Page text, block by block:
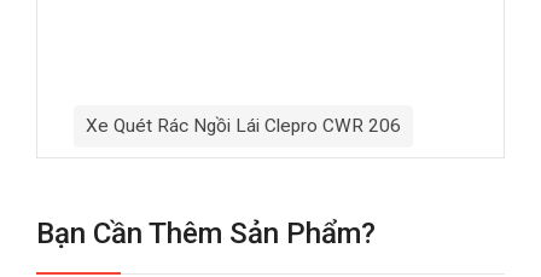
Xe Quét Rác Ngồi Lái Clepro CWR 206
Bạn Cần Thêm Sản Phẩm?